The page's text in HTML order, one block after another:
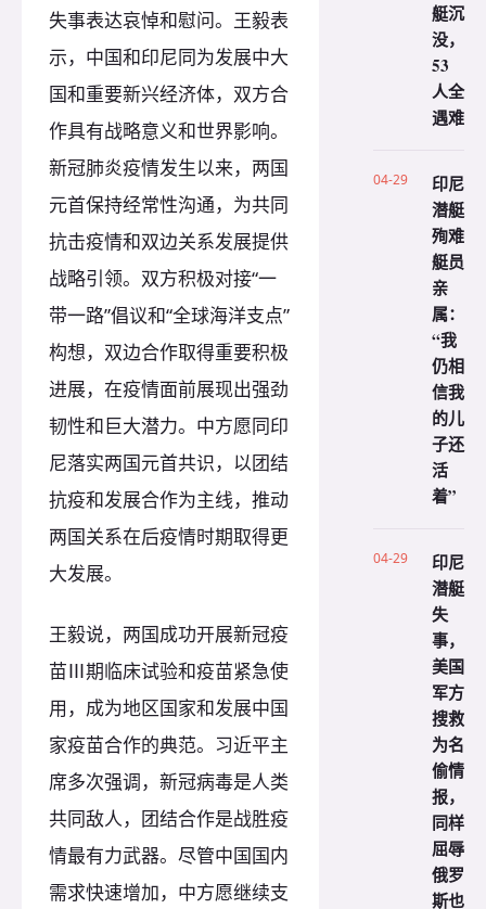
失事表达哀悼和慰问。王毅表
示，中国和印尼同为发展中大
国和重要新兴经济体，双方合
作具有战略意义和世界影响。
新冠肺炎疫情发生以来，两国
元首保持经常性沟通，为共同
抗击疫情和双边关系发展提供
战略引领。双方积极对接“一
带一路”倡议和“全球海洋支点”
构想，双边合作取得重要积极
进展，在疫情面前展现出强劲
韧性和巨大潜力。中方愿同印
尼落实两国元首共识，以团结
抗疫和发展合作为主线，推动
两国关系在后疫情时期取得更
大发展。
王毅说，两国成功开展新冠疫
苗Ⅲ期临床试验和疫苗紧急使
用，成为地区国家和发展中国
家疫苗合作的典范。习近平主
席多次强调，新冠病毒是人类
共同敌人，团结合作是战胜疫
情最有力武器。尽管中国国内
需求快速增加，中方愿继续支
艇沉
没，
53
人全
遇难
04-29
印尼
潜艇
殉难
艇员
亲
属：
“我
仍相
信我
的儿
子还
活
着”
04-29
印尼
潜艇
失
事，
美国
军方
搜救
为名
偷情
报，
同样
屈辱
俄罗
斯也